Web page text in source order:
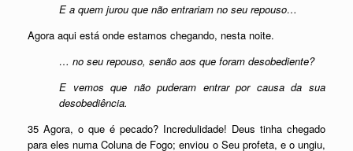
E a quem jurou que não entrariam no seu repouso…
Agora aqui está onde estamos chegando, nesta noite.
… no seu repouso, senão aos que foram desobediente?
E vemos que não puderam entrar por causa da sua
desobediência.
35 Agora, o que é pecado? Incredulidade! Deus tinha chegado
para eles numa Coluna de Fogo; enviou o Seu profeta, e o ungiu,